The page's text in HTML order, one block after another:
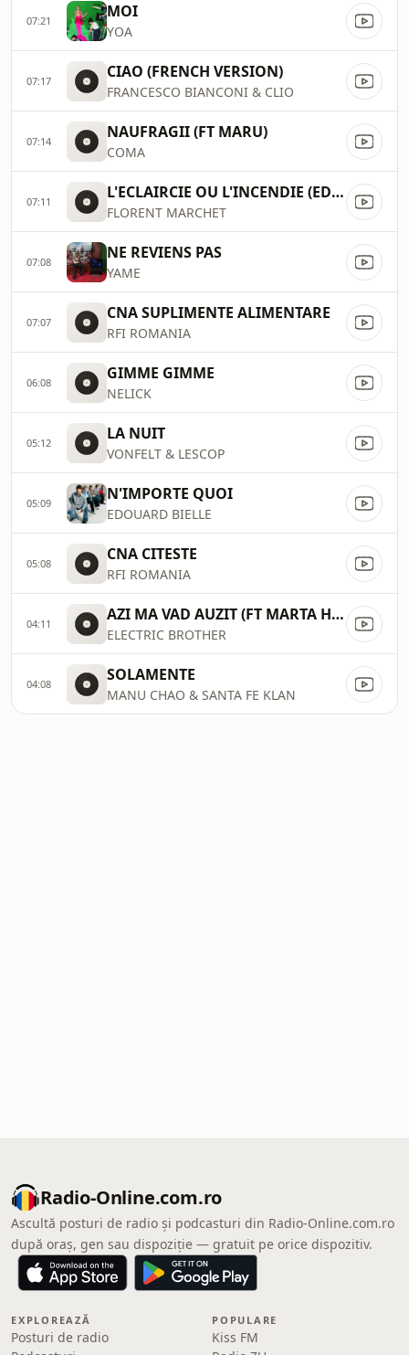
07:21 MOI
YOA
07:17 CIAO (FRENCH VERSION)
FRANCESCO BIANCONI & CLIO
07:14 NAUFRAGII (FT MARU)
COMA
07:11 L'ECLAIRCIE OU L'INCENDIE (EDIT)
FLORENT MARCHET
07:08 NE REVIENS PAS
YAME
07:07 CNA SUPLIMENTE ALIMENTARE
RFI ROMANIA
06:08 GIMME GIMME
NELICK
05:12 LA NUIT
VONFELT & LESCOP
05:09 N'IMPORTE QUOI
EDOUARD BIELLE
05:08 CNA CITESTE
RFI ROMANIA
04:11 AZI MA VAD AUZIT (FT MARTA HRISTEA)
ELECTRIC BROTHER
04:08 SOLAMENTE
MANU CHAO & SANTA FE KLAN
Radio-Online.com.ro
Ascultă posturi de radio și podcasturi din Radio-Online.com.ro
după oraș, gen sau dispoziție — gratuit pe orice dispozitiv.
EXPLOREAZĂ
Posturi de radio
POPULARE
Kiss FM